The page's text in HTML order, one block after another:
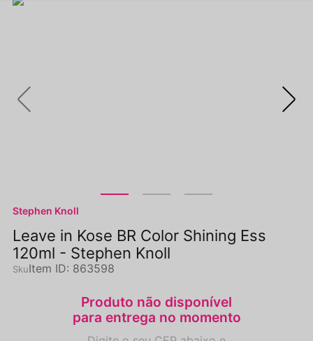
Stephen Knoll
Leave in Kose BR Color Shining Ess
120ml - Stephen Knoll
Item ID: 863598